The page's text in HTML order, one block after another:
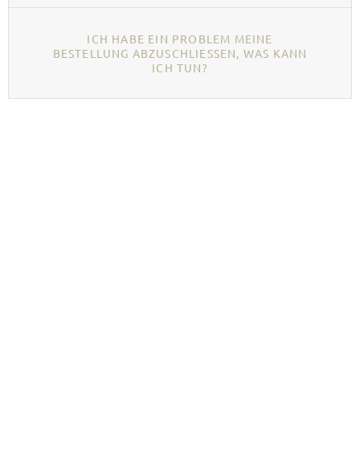
ICH HABE EIN PROBLEM MEINE
BESTELLUNG ABZUSCHLIESSEN, WAS KANN I
CH TUN?